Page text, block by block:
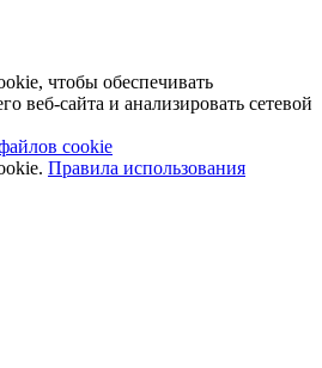
чтобы обеспечивать
веб-сайта и анализировать сетевой
cookie
Правила использования